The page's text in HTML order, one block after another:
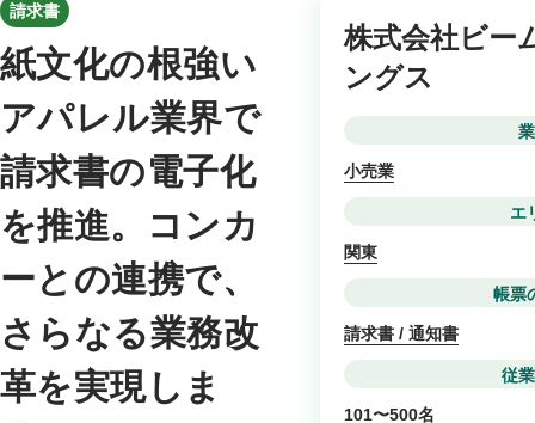
請求書
紙文化の根強い
アパレル業界で
請求書の電子化
を推進。コンカ
ーとの連携で、
さらなる業務改
革を実現しま
株式会社ビー
ングス
小売業
エ
関東
帳票
請求書 / 通知書
従
101〜500名